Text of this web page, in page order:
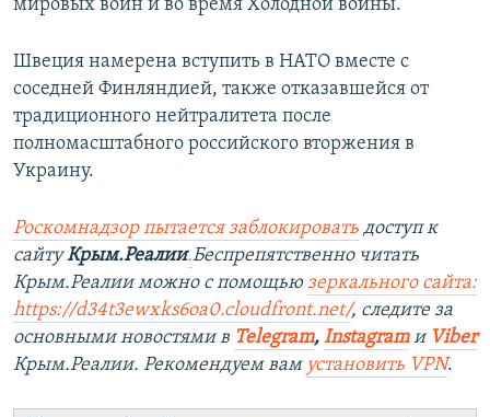
мировых войн и во время Холодной войны.
Швеция намерена вступить в НАТО вместе с
соседней Финляндией, также отказавшейся от
традиционного нейтралитета после
полномасштабного российского вторжения в
Украину.
Роскомнадзор пытается заблокировать доступ к
сайтуКрым.Реалии.Беспрепятственно читать
Крым.Реалии можно с помощью зеркального сайта:
https://d34t3ewxks6oa0.cloudfront.net/, следите за
основными новостями в Telegram, Instagramи Viber
Крым.Реалии. Рекомендуем вам установить VPN.